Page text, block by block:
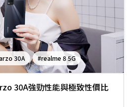
30A #realme 8 5G
30A強勁性能與極致性價比